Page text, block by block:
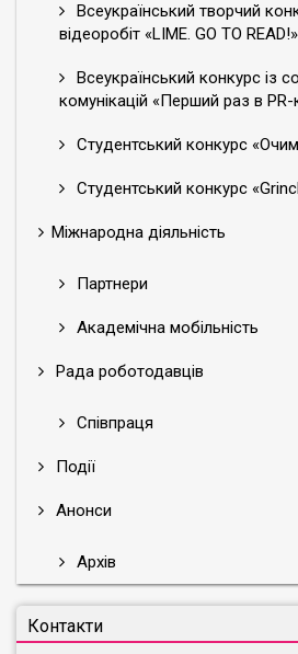
Всеукраїнський творчий
відеоробіт «LIME. GO TO READ!»
Всеукраїнський конкурс із
комунікацій «Перший раз в PR-
Студентський конкурс
Студентський конкурс
Міжнародна діяльність
Партнери
Академічна мобільність
Рада роботодавців
Співпраця
Події
Анонси
Архів
Контакти